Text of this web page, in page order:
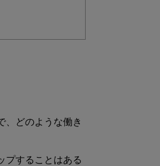
、どのような働き
プすることはある